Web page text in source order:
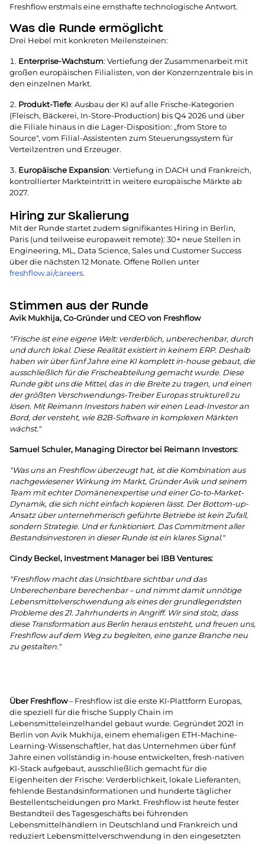
Freshflow erstmals eine ernsthafte technologische Antwort.
Was die Runde ermöglicht
Drei Hebel mit konkreten Meilensteinen:
Enterprise-Wachstum: Vertiefung der Zusammenarbeit mit
großen europäischen Filialisten, von der Konzernzentrale bis in
den einzelnen Markt.
Produkt-Tiefe: Ausbau der KI auf alle Frische-Kategorien
(Fleisch, Bäckerei, In-Store-Production) bis Q4 2026 und über
die Filiale hinaus in die Lager-Disposition: „from Store to
Source", vom Filial-Assistenten zum Steuerungssystem für
Verteilzentren und Erzeuger.
Europäische Expansion: Vertiefung in DACH und Frankreich,
kontrollierter Markteintritt in weitere europäische Märkte ab
2027.
Hiring zur Skalierung
Mit der Runde startet zudem signifikantes Hiring in Berlin,
Paris (und teilweise europaweit remote): 30+ neue Stellen in
Engineering, ML, Data Science, Sales und Customer Success
über die nächsten 12 Monate. Offene Rollen unter
freshflow.ai/careers.
Stimmen aus der Runde
Avik Mukhija, Co-Gründer und CEO von Freshflow
"Frische ist eine eigene Welt: verderblich, unberechenbar, durch
und durch lokal. Diese Realität existiert in keinem ERP. Deshalb
haben wir über fünf Jahre eine KI komplett in-house gebaut, die
ausschließlich für die Frischeabteilung gemacht wurde. Diese
Runde gibt uns die Mittel, das in die Breite zu tragen, und einen
der größten Verschwendungs-Treiber Europas strukturell zu
lösen. Mit Reimann Investors haben wir einen Lead-Investor an
Bord, der versteht, wie B2B-Software in komplexen Märkten
wächst."
Samuel Schuler, Managing Director bei Reimann Investors:
"Was uns an Freshflow überzeugt hat, ist die Kombination aus
nachgewiesener Wirkung im Markt, Gründer Avik und seinem
Team mit echter Domänenexpertise und einer Go-to-Market-
Dynamik, die sich nicht einfach kopieren lässt. Der Bottom-up-
Ansatz über unternehmerisch geführte Betriebe ist kein Zufall,
sondern Strategie. Und er funktioniert. Das Commitment aller
Bestandsinvestoren in dieser Runde ist ein klares Signal."
Cindy Beckel, Investment Manager bei IBB Ventures:
"Freshflow macht das Unsichtbare sichtbar und das
Unberechenbare berechenbar – und nimmt damit unnötige
Lebensmittelverschwendung als eines der grundlegendsten
Probleme des 21. Jahrhunderts in Angriff. Wir sind stolz, dass
diese Transformation aus Berlin heraus entsteht, und freuen uns,
Freshflow auf dem Weg zu begleiten, eine ganze Branche neu
zu gestalten."
Über Freshflow– Freshflow ist die erste KI-Plattform Europas,
die speziell für die frische Supply Chain im
Lebensmitteleinzelhandel gebaut wurde. Gegründet 2021 in
Berlin von Avik Mukhija, einem ehemaligen ETH-Machine-
Learning-Wissenschaftler, hat das Unternehmen über fünf
Jahre einen vollständig in-house entwickelten, fresh-nativen
KI-Stack aufgebaut, ausschließlich gemacht für die
Eigenheiten der Frische: Verderblichkeit, lokale Lieferanten,
fehlende Bestandsinformationen und hunderte täglicher
Bestellentscheidungen pro Markt. Freshflow ist heute fester
Bestandteil des Tagesgeschäfts bei führenden
Lebensmittelhändlern in Deutschland und Frankreich und
reduziert Lebensmittelverschwendung in den eingesetzten